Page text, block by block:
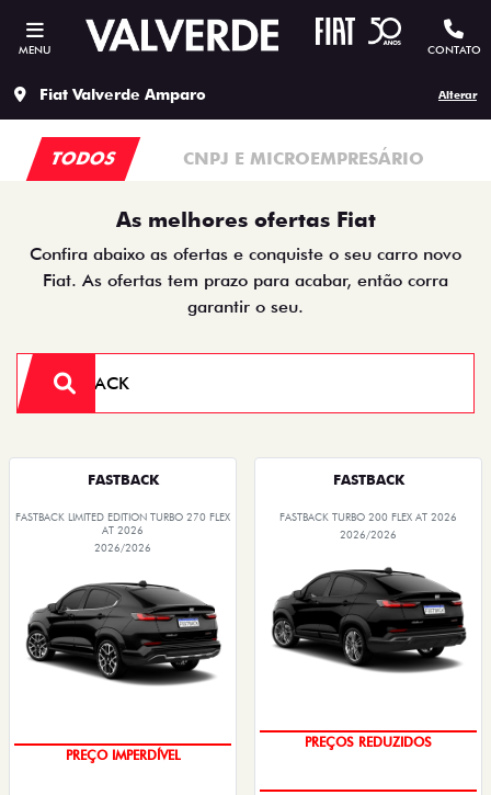
MENU CONTATO
Fiat Valverde Amparo Alterar
TODOS CNPJ E MICROEMPRESÁRIO
As melhores ofertas Fiat
Confira abaixo as ofertas e conquiste o seu carro novo
Fiat. As ofertas tem prazo para acabar, então corra
garantir o seu.
FASTBACK
FASTBACK LIMITED EDITION TURBO 270 FLEX
AT 2026
2026/2026
PREÇO IMPERDÍVEL
FASTBACK
FASTBACK TURBO 200 FLEX AT 2026
2026/2026
PREÇOS REDUZIDOS